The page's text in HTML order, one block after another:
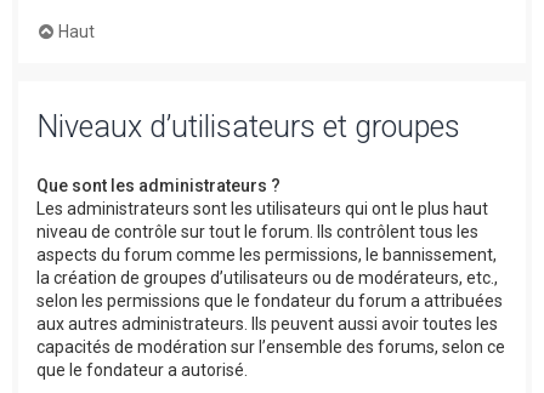
Haut
Niveaux d’utilisateurs et groupes
Que sont les administrateurs ?
Les administrateurs sont les utilisateurs qui ont le plus haut
niveau de contrôle sur tout le forum. Ils contrôlent tous les
aspects du forum comme les permissions, le bannissement,
la création de groupes d’utilisateurs ou de modérateurs, etc.,
selon les permissions que le fondateur du forum a attribuées
aux autres administrateurs. Ils peuvent aussi avoir toutes les
capacités de modération sur l’ensemble des forums, selon ce
que le fondateur a autorisé.